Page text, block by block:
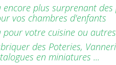
encore plus surprenant
vos chambres d'enfants
pour votre cuisine ou autres
des Poteries,
en miniatures ...